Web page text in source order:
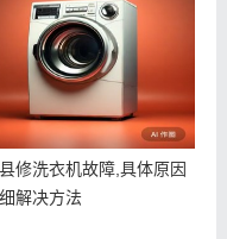
修洗衣机故障,具体原因
解决方法